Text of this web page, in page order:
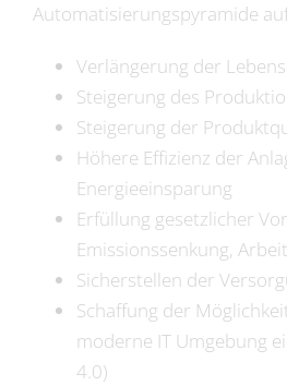
Karriere
Automatisierungspyramide
Verlängerung der
Steigerung des
Steigerung der
Höhere Effizienz der
Energieeinsparung
Erfüllung gesetzlicher
Emissionssenkung,
Sicherstellen der
Schaffung der
moderne IT Umgebung
4.0)